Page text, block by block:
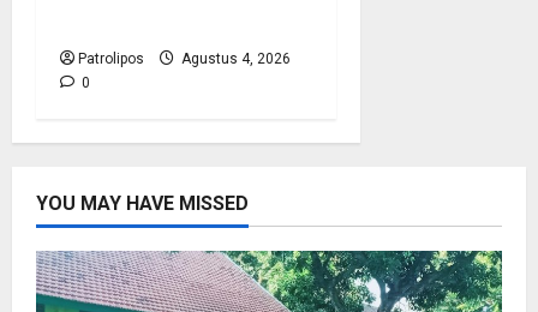
Patrolipos
Agustus 4, 2026
0
YOU MAY HAVE MISSED